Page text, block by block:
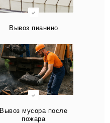
Вывоз пианино
Вывоз мусора после
пожара